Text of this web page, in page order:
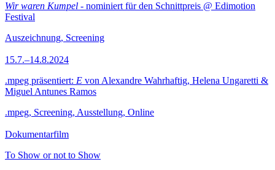
Wir waren Kumpel - nominiert für den Schnittpreis @ Edimotion
Festival
Auszeichnung, Screening
15.7.–14.8.2024
.mpeg präsentiert: E von Alexandre Wahrhaftig, Helena Ungaretti &
Miguel Antunes Ramos
.mpeg, Screening, Ausstellung, Online
Dokumentarfilm
To Show or not to Show